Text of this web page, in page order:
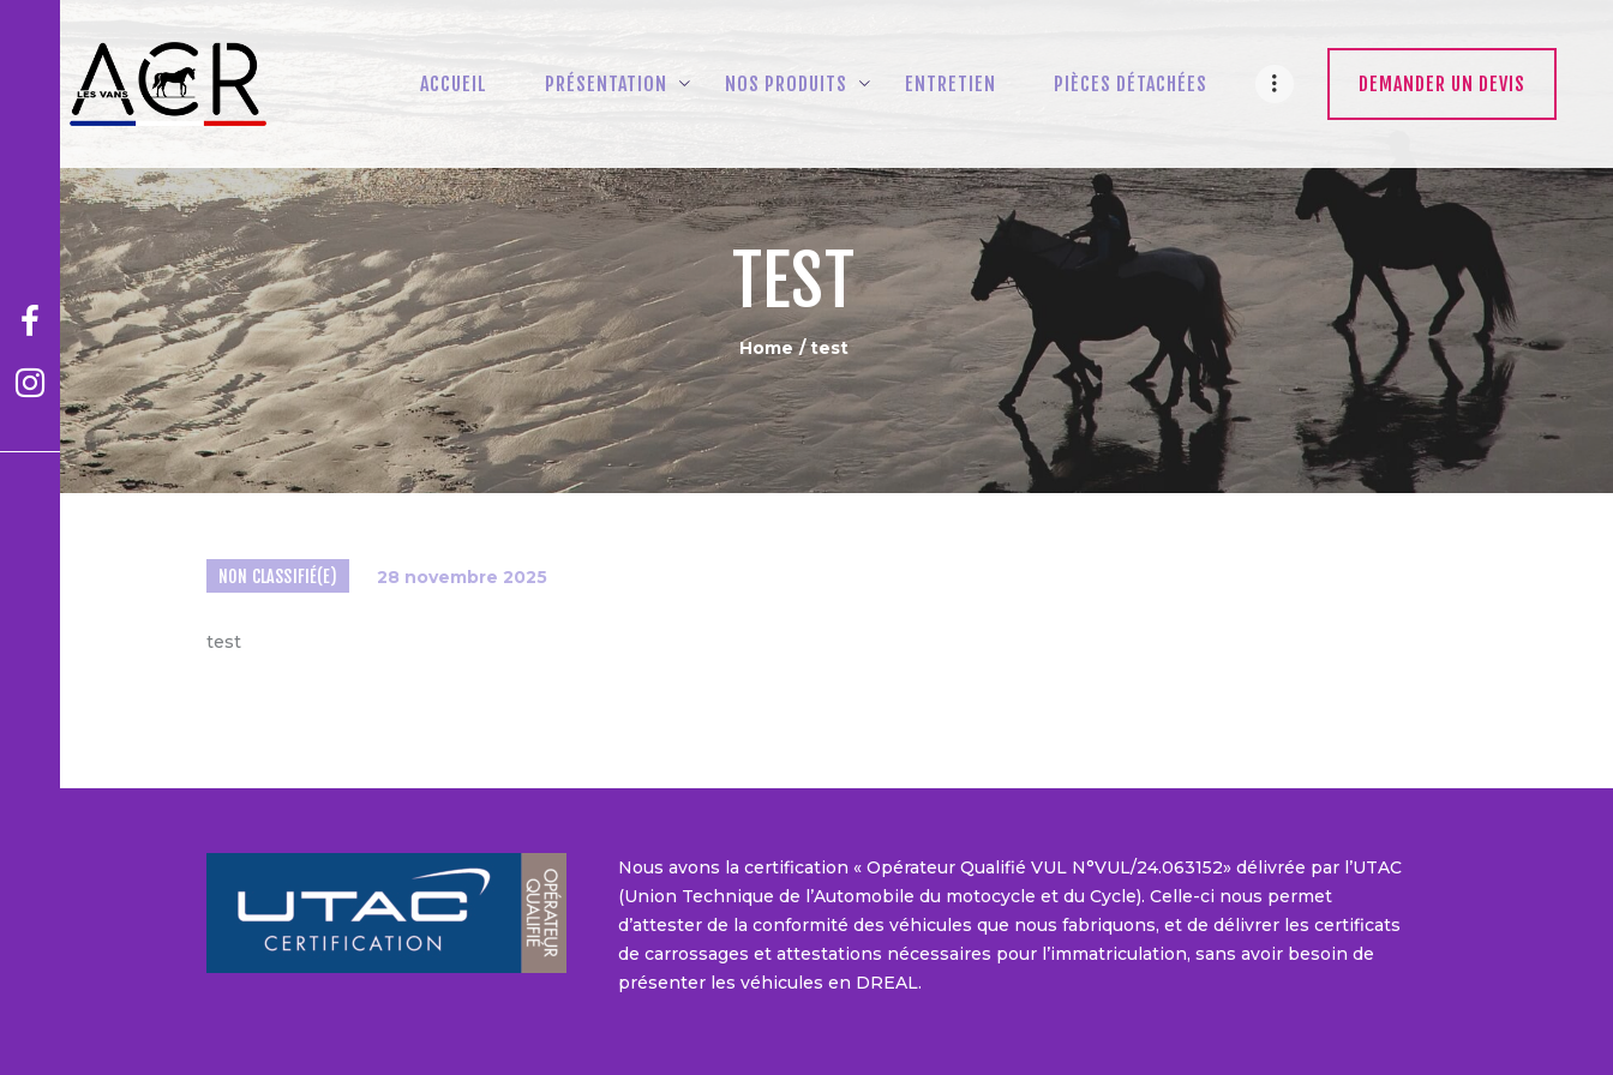
ACCUEIL PRÉSENTATION NOS PRODUITS ENTRETIEN PIÈCES DÉTACHÉES DEMANDER UN DEVIS
TEST
Home test
PRÉSENTATION
ENTRETIEN
PIÈCES DÉTACHÉES
FR
NON CLASSIFIÉ(E) 28 novembre 2025
test
Nous avons la certification « Opérateur Qualifié VUL N°VUL/24.063152» délivrée par l’UTAC
(Union Technique de l’Automobile du motocycle et du Cycle). Celle-ci nous permet
d’attester de la conformité des véhicules que nous fabriquons, et de délivrer les certificats
de carrossages et attestations nécessaires pour l’immatriculation, sans avoir besoin de
présenter les véhicules en DREAL.